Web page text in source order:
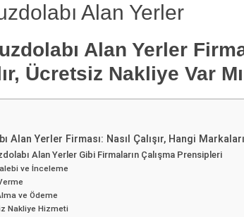
Alan Yerler
Alan Yerler
Ücretsiz Nakliye Var
Alan Yerler Firması: Nasıl Çalışır, Hangi
Alan Yerler Gibi Firmaların Çalışma Prensipleri
ve İnceleme
ve Ödeme
Nakliye Hizmeti